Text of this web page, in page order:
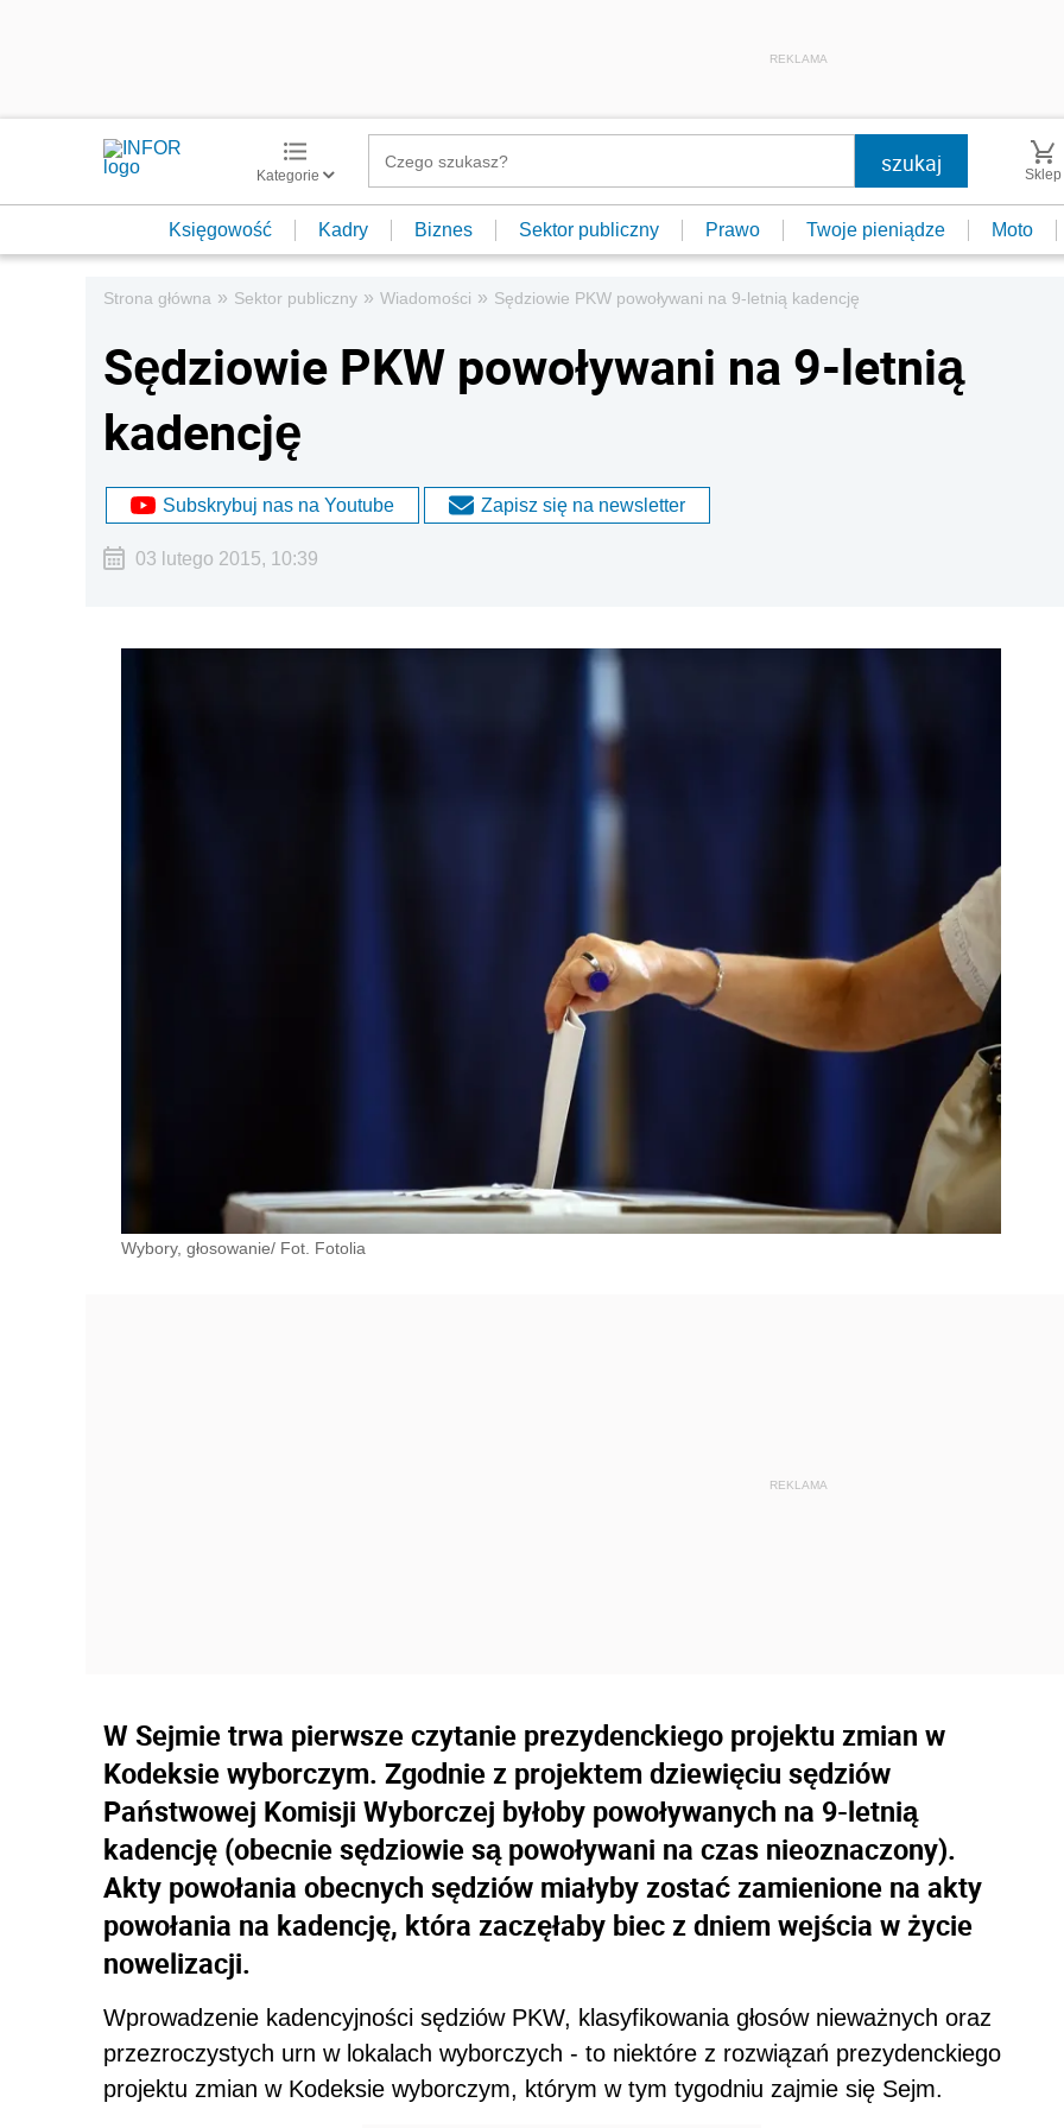
REKLAMA
Kategorie Sklep
Księgowość Kadry Biznes Sektor publiczny Prawo Twoje pieniądze Moto
Strona główna » Sektor publiczny » Wiadomości » Sędziowie PKW powoływani na 9-letnią kadencję
Sędziowie PKW powoływani na 9-letnią
kadencję
Subskrybuj nas na Youtube Zapisz się na newsletter
03 lutego 2015, 10:39
Wybory, głosowanie/ Fot. Fotolia
W Sejmie trwa pierwsze czytanie prezydenckiego projektu zmian w
Kodeksie wyborczym. Zgodnie z projektem dziewięciu sędziów
Państwowej Komisji Wyborczej byłoby powoływanych na 9-letnią
kadencję (obecnie sędziowie są powoływani na czas nieoznaczony).
Akty powołania obecnych sędziów miałyby zostać zamienione na akty
powołania na kadencję, która zaczęłaby biec z dniem wejścia w życie
nowelizacji.
Wprowadzenie kadencyjności sędziów PKW, klasyfikowania głosów nieważnych oraz
przezroczystych urn w lokalach wyborczych - to niektóre z rozwiązań prezydenckiego
projektu zmian w Kodeksie wyborczym, którym w tym tygodniu zajmie się Sejm.